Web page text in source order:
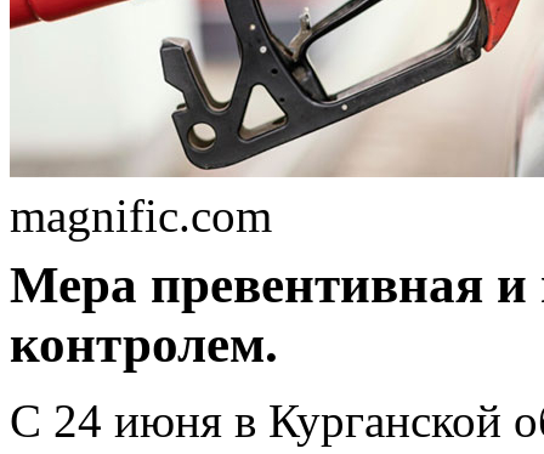
magnific.com
Мера превентивная
контролем.
С 24 июня в Курганской